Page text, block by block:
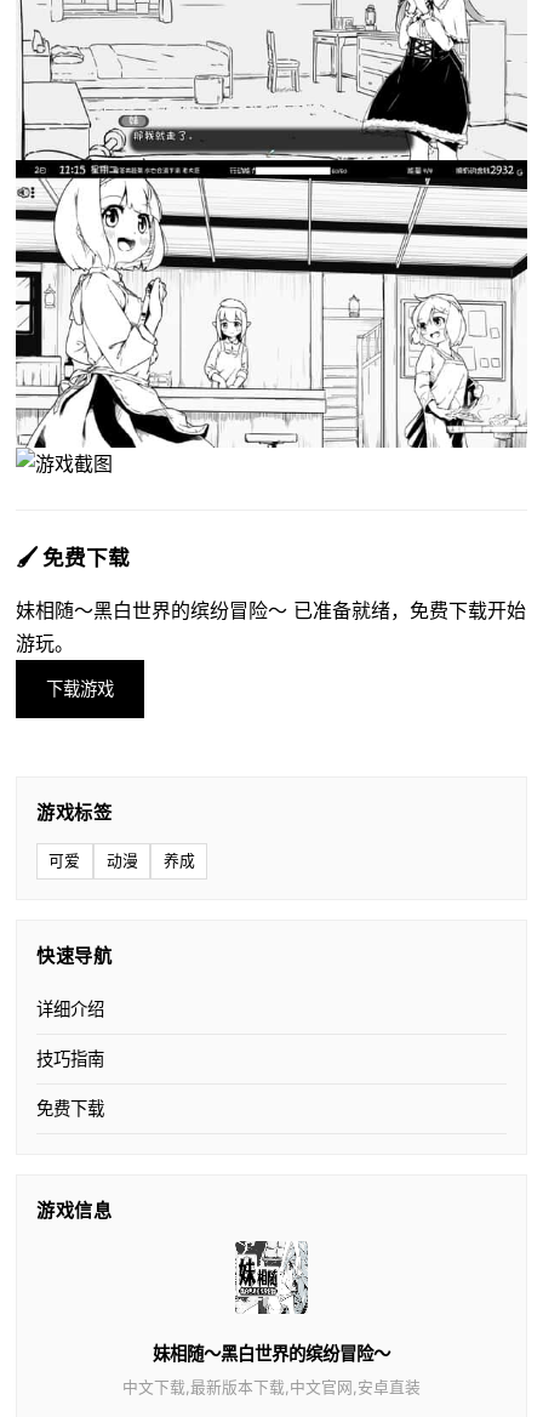
🖌️ 免费下载
妹相随～黑白世界的缤纷冒险～ 已准备就绪，免费下载开始
游玩。
下载游戏
游戏标签
可爱 动漫 养成
快速导航
详细介绍
技巧指南
免费下载
游戏信息
妹相随～黑白世界的缤纷冒险～
中文下载,最新版本下载,中文官网,安卓直装